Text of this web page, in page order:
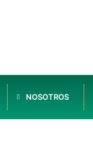
NOSOTROS